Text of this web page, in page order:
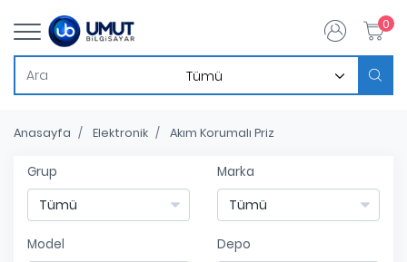
0
Anasayfa Elektronik Akım Korumalı Priz
Grup Marka
Model Depo